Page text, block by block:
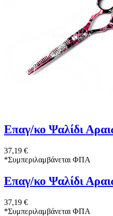
Επαγ/κο Ψαλίδι
37,19 €
*Συμπεριλαμβάνεται ΦΠΑ
Επαγ/κο Ψαλίδι
37,19 €
*Συμπεριλαμβάνεται ΦΠΑ